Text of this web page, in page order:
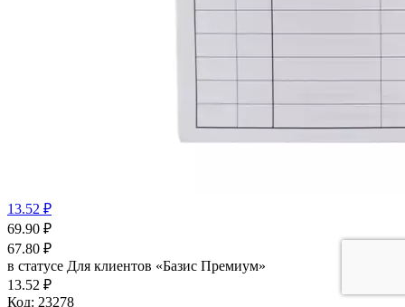
13.52 ₽
69.90 ₽
67.80 ₽
в статусе Для клиентов «Базис Премиум»
13.52 ₽
Код: 23278